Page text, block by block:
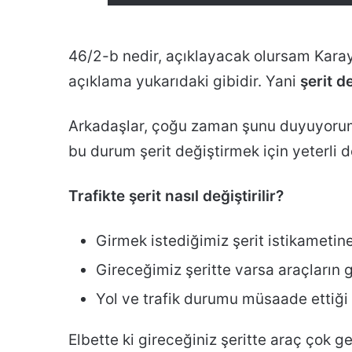
46/2-b nedir, açıklayacak olursam
açıklama yukarıdaki gibidir. Yani şerit
Arkadaşlar, çoğu zaman şunu
bu durum şerit değiştirmek için yeterli
Trafikte şerit nasıl değiştirilir?
Girmek istediğimiz şerit
Gireceğimiz şeritte varsa araçların
Yol ve trafik durumu müsaade
Elbette ki gireceğiniz şeritte araç çok